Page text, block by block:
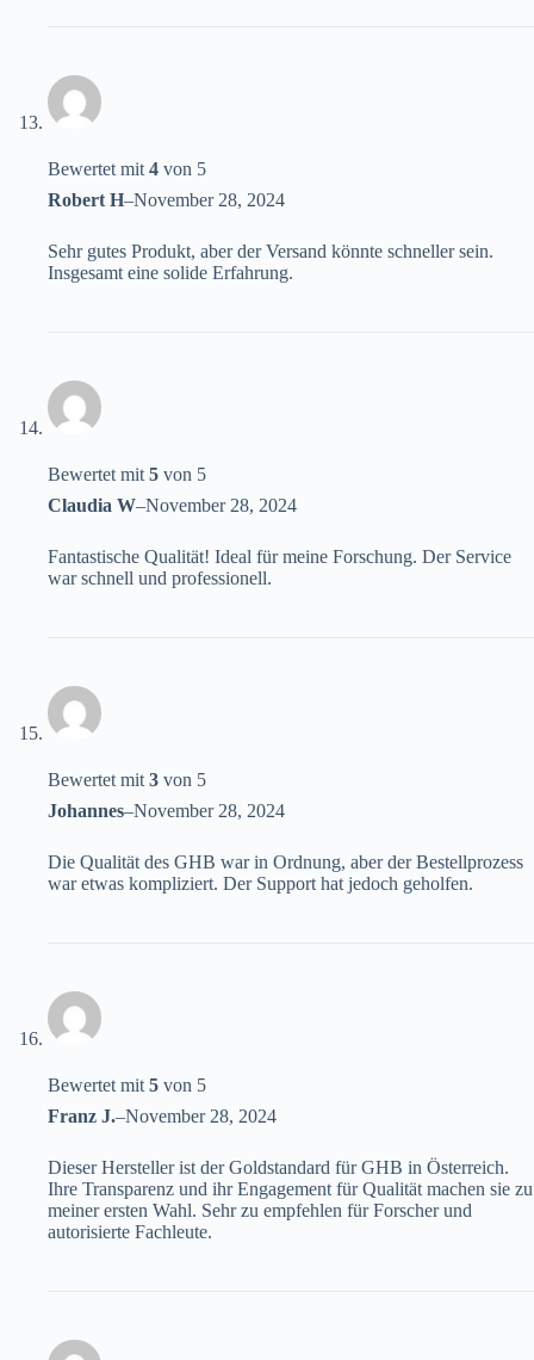
Bewertet mit 4 von 5
Robert H–November 28, 2024
Sehr gutes Produkt, aber der Versand könnte schneller sein.
Insgesamt eine solide Erfahrung.
Bewertet mit 5 von 5
Claudia W–November 28, 2024
Fantastische Qualität! Ideal für meine Forschung. Der Service
war schnell und professionell.
Bewertet mit 3 von 5
Johannes–November 28, 2024
Die Qualität des GHB war in Ordnung, aber der Bestellprozess
war etwas kompliziert. Der Support hat jedoch geholfen.
Bewertet mit 5 von 5
Franz J.–November 28, 2024
Dieser Hersteller ist der Goldstandard für GHB in Österreich.
Ihre Transparenz und ihr Engagement für Qualität machen sie zu
meiner ersten Wahl. Sehr zu empfehlen für Forscher und
autorisierte Fachleute.